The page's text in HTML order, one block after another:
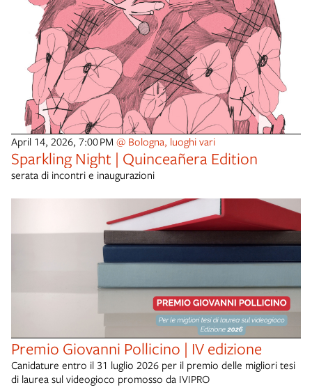
April 14, 2026, 7:00 PM @ Bologna, luoghi vari
Sparkling Night | Quinceañera Edition
serata di incontri e inaugurazioni
Premio Giovanni Pollicino | IV edizione
Canidature entro il 31 luglio 2026 per il premio delle migliori tesi
di laurea sul videogioco promosso da IVIPRO